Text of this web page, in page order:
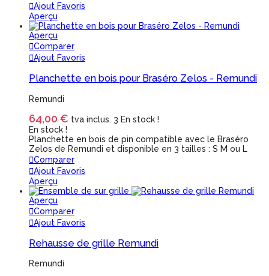
Ajout Favoris
Aperçu
Aperçu
Comparer
Ajout Favoris
Planchette en bois pour Braséro Zelos - Remundi
Remundi
64,00 € tva inclus. 3 En stock !
En stock !
Planchette en bois de pin compatible avec le Braséro
Zelos de Remundi et disponible en 3 tailles : S M ou L
Comparer
Ajout Favoris
Aperçu
Aperçu
Comparer
Ajout Favoris
Rehausse de grille Remundi
Remundi